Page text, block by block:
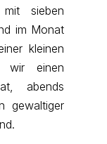
sieben
im Monat
kleinen
wir einen
abends
gewaltiger